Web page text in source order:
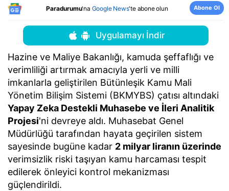
Paradurumu'na Google News'te abone olun Abone Ol
Uygulamayı İndir
Hazine ve Maliye Bakanlığı, kamuda şeffaflığı ve
verimliliği artırmak amacıyla yerli ve milli
imkanlarla geliştirilen Bütünleşik Kamu Mali
Yönetim Bilişim Sistemi (BKMYBS) çatısı altındaki
Yapay Zeka Destekli Muhasebe ve İleri Analitik
Projesi'ni devreye aldı. Muhasebat Genel
Müdürlüğü tarafından hayata geçirilen sistem
sayesinde bugüne kadar 2 milyar liranın üzerinde
verimsizlik riski taşıyan kamu harcaması tespit
edilerek önleyici kontrol mekanizması
güçlendirildi.